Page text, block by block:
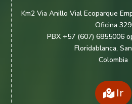
Km2 Via Anillo Vial Ecoparque
Oficina 329
PBX +57 (607) 6855006
Floridablanca,
Colombia
Ir